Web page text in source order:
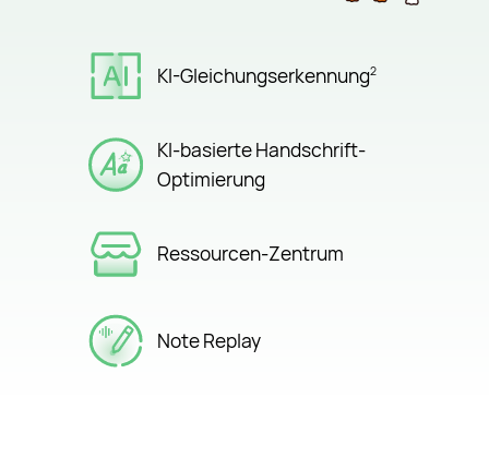
KI-Gleichungserkennung2
KI-basierte Handschrift-
Optimierung
Ressourcen-Zentrum
Note Replay